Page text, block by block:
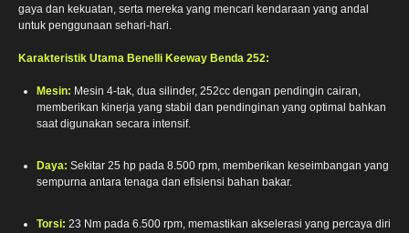
gaya dan kekuatan, serta mereka yang mencari kendaraan yang andal
untuk penggunaan sehari-hari.
Karakteristik Utama Benelli Keeway Benda 252:
Mesin: Mesin 4-tak, dua silinder, 252cc dengan pendingin cairan,
memberikan kinerja yang stabil dan pendinginan yang optimal bahkan
saat digunakan secara intensif.
Daya: Sekitar 25 hp pada 8.500 rpm, memberikan keseimbangan yang
sempurna antara tenaga dan efisiensi bahan bakar.
Torsi: 23 Nm pada 6.500 rpm, memastikan akselerasi yang percaya diri